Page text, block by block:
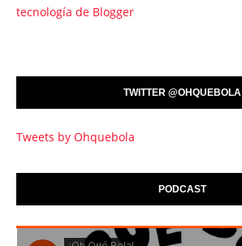
tecnología de Blogger
TWITTER @OHQUEBOLA
Tweets by Ohquebola
PODCAST